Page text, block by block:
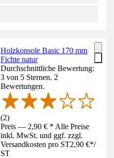
Holzkonsole Basic 170 mm
Fichte natur
Durchschnittliche Bewertung:
3 von 5 Sternen. 2
Bewertungen.
(2)
Preis — 2,90 € * Alle Preise
inkl. MwSt. und ggf. zzgl.
Versandkosten pro ST2,90 €*/
ST